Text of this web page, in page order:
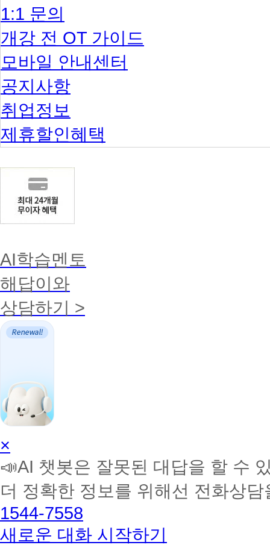
1:1 문의
개강 전 OT 가이드
모바일 안내센터
공지사항
취업정보
제휴할인혜택
AI학습멘토
해답이와
상담하기 >
AI
학
습
토
커
BETA
×
📣AI 챗봇은 잘못된 대답을 할 수
더 정확한 정보를 위해선 전화상
1544-7558
새로운 대화 시작하기